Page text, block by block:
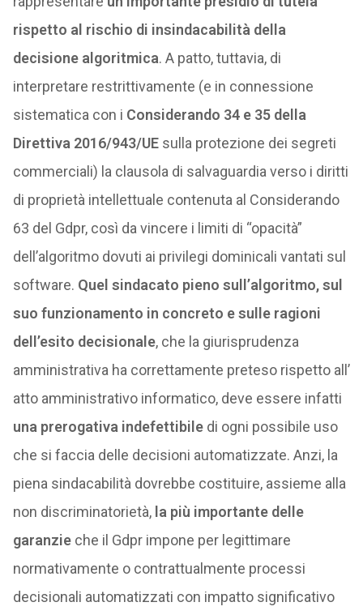
rispetto al rischio di insindacabilità della
decisione algoritmica. A patto, tuttavia, di
interpretare restrittivamente (e in connessione
sistematica con i Considerando 34 e 35 della
Direttiva 2016/943/UEsulla protezione dei segreti
commerciali) la clausola di salvaguardia verso i diritti
di proprietà intellettuale contenuta al Considerando
63 del Gdpr, così da vincere i limiti di “opacità”
dell’algoritmo dovuti ai privilegi dominicali vantati sul
software. Quel sindacato pieno sull’algoritmo, sul
suo funzionamento in concreto e sulle ragioni
dell’esito decisionale, che la giurisprudenza
amministrativa ha correttamente preteso rispetto all’
atto amministrativo informatico, deve essere infatti
una prerogativa indefettibiledi ogni possibile uso
che si faccia delle decisioni automatizzate. Anzi, la
piena sindacabilità dovrebbe costituire, assieme alla
non discriminatorietà, la più importante delle
garanzieche il Gdpr impone per legittimare
normativamente o contrattualmente processi
decisionali automatizzati con impatto significativo